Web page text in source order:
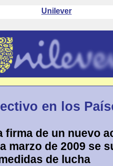
Unilever
en los
firma de un nuevo
marzo de 2009 se
de lucha